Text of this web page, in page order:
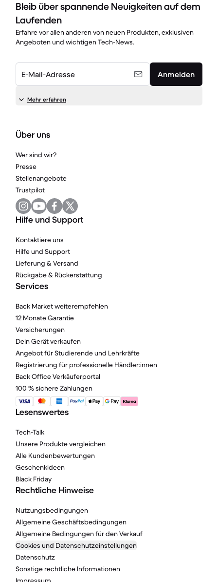
Bleib über spannende Neuigkeiten auf dem
Laufenden
Erfahre vor allen anderen von neuen Produkten, exklusiven
Angeboten und wichtigen Tech-News.
E-Mail-Adresse Anmelden
Mehr erfahren
Über uns
Wer sind wir?
Presse
Stellenangebote
Trustpilot
Hilfe und Support
Kontaktiere uns
Hilfe und Support
Lieferung & Versand
Rückgabe & Rückerstattung
Services
Back Market weiterempfehlen
12 Monate Garantie
Versicherungen
Dein Gerät verkaufen
Angebot für Studierende und Lehrkräfte
Registrierung für professionelle Händler:innen
Back Office Verkäuferportal
100 % sichere Zahlungen
Lesenswertes
Tech-Talk
Unsere Produkte vergleichen
Alle Kundenbewertungen
Geschenkideen
Black Friday
Rechtliche Hinweise
Nutzungsbedingungen
Allgemeine Geschäftsbedingungen
Allgemeine Bedingungen für den Verkauf
Cookies und Datenschutzeinstellungen
Datenschutz
Sonstige rechtliche Informationen